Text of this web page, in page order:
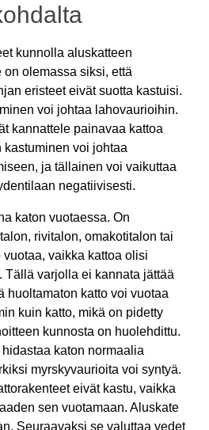
kunnolla aluskatteen
on olemassa siksi, että
eristeet eivät suotta kastuisi.
voi johtaa lahovaurioihin.
kannattele painavaa kattoa
kastuminen voi johtaa
ja tällainen voi vaikuttaa
negatiivisesti.
katon vuotaessa. On
rivitalon, omakotitalon tai
vaikka kattoa olisi
Tällä varjolla ei kannata jättää
huoltamaton katto voi vuotaa
kuin katto, mikä on pidetty
kunnosta on huolehdittu.
katon normaalia
myrskyvaurioita voi syntyä.
eivät kastu, vaikka
sen vuotamaan. Aluskate
Seuraavaksi se valuttaa vedet